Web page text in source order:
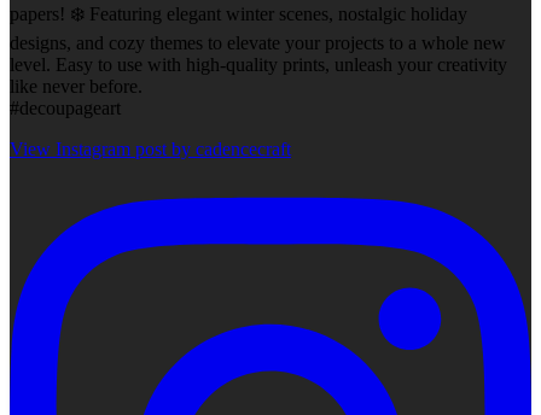
papers! ❄️ Featuring elegant winter scenes, nostalgic holiday
designs, and cozy themes to elevate your projects to a whole new
level. Easy to use with high-quality prints, unleash your creativity
like never before.
#decoupageart
View Instagram post by cadencecraft